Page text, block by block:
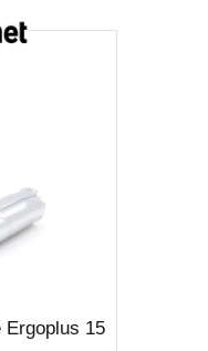
Ergoplus 15